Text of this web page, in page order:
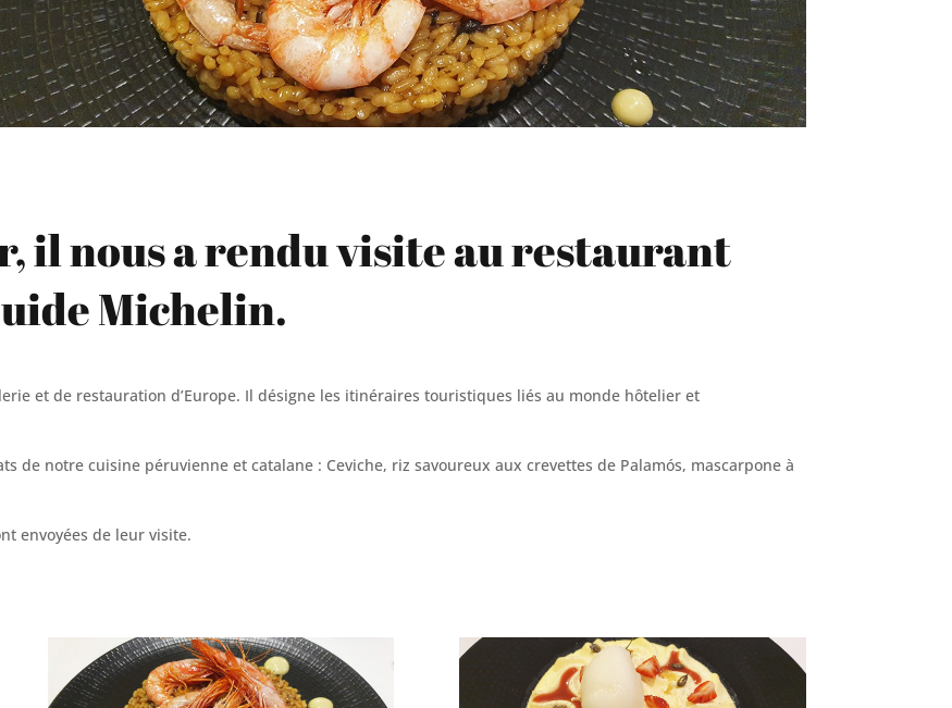
il nous a rendu visite au restaurant
Michelin.
et de restauration d’Europe. Il désigne les itinéraires touristiques liés au monde hôtelier et
de notre cuisine péruvienne et catalane : Ceviche, riz savoureux aux crevettes de Palamós, mascarpone à
envoyées de leur visite.